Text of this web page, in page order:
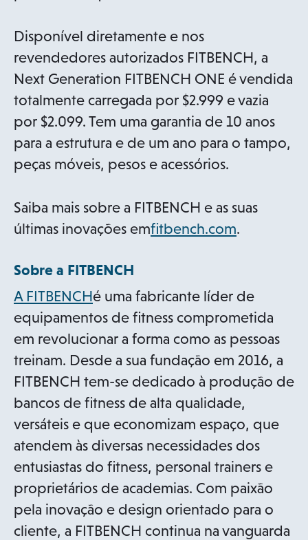
Disponível diretamente e nos
revendedores autorizados FITBENCH, a
Next Generation FITBENCH ONE é vendida
totalmente carregada por $2.999 e vazia
por $2.099. Tem uma garantia de 10 anos
para a estrutura e de um ano para o tampo,
peças móveis, pesos e acessórios.
Saiba mais sobre a FITBENCH e as suas
últimas inovações emfitbench.como
n
s
i
n
a
n
e
w
t
a
b
.
Sobre a FITBENCH
A FITBENCHo
p
e
n
s
i
n
a
n
e
w
t
é uma fabricante líder de
equipamentos de fitness comprometida
em revolucionar a forma como as pessoas
treinam. Desde a sua fundação em 2016, a
FITBENCH tem-se dedicado à produção de
bancos de fitness de alta qualidade,
versáteis e que economizam espaço, que
atendem às diversas necessidades dos
entusiastas do fitness, personal trainers e
proprietários de academias. Com paixão
pela inovação e design orientado para o
cliente, a FITBENCH continua na vanguarda